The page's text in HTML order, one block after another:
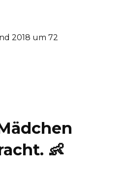
2018 um 72
👶